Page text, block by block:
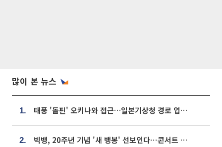
많이 본 뉴스
1. 태풍 '돌핀' 오키나와 접근…일본기상청 경로 업데이트
2. 빅뱅, 20주년 기념 '새 뱅봉' 선보인다⋯콘서트 앞두고 팝업 개최